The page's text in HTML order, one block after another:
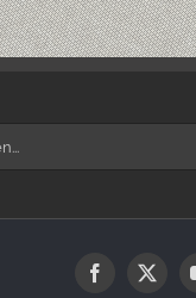
Facebook
X